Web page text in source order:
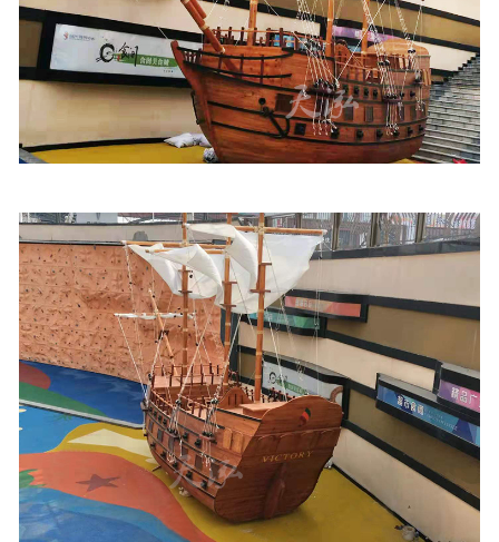
联系天泓